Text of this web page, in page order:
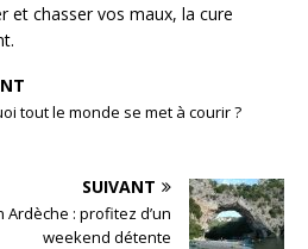
et chasser vos maux, la cure
tout le monde se met à courir ?
SUIVANT
Ardèche : profitez d’un
weekend détente